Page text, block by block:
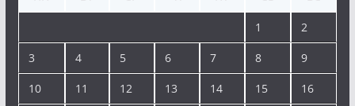
1 2
3 4 5 6 7 8 9
10 11 12 13 14 15 16